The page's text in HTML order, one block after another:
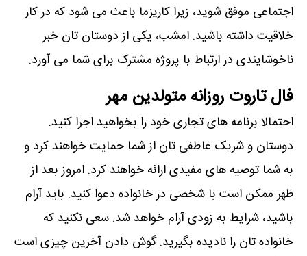
اجتماعی موفق شوید، زیرا کاریزما باعث می شود که در کار
خلاقیت داشته باشید. امشب، یکی از دوستان تان خبر
ناخوشایندی در ارتباط با پروژه مشترک برای شما می آورد.
فال تاروت روزانه متولدین مهر
احتمالا برنامه های تجاری خود را بخواهید اجرا کنید.
دوستان و شریک عاطفی تان از شما حمایت خواهند کرد و
به شما توصیه های مفیدی ارائه خواهند کرد. امروز بعد از
ظهر ممکن است با شخصی در خانواده دعوا کنید. باید آرام
باشید، شرایط به زودی آرام خواهد شد. سعی نکنید که
خانواده تان را نادیده بگیرید. گوش دادن آخرین چیزی است